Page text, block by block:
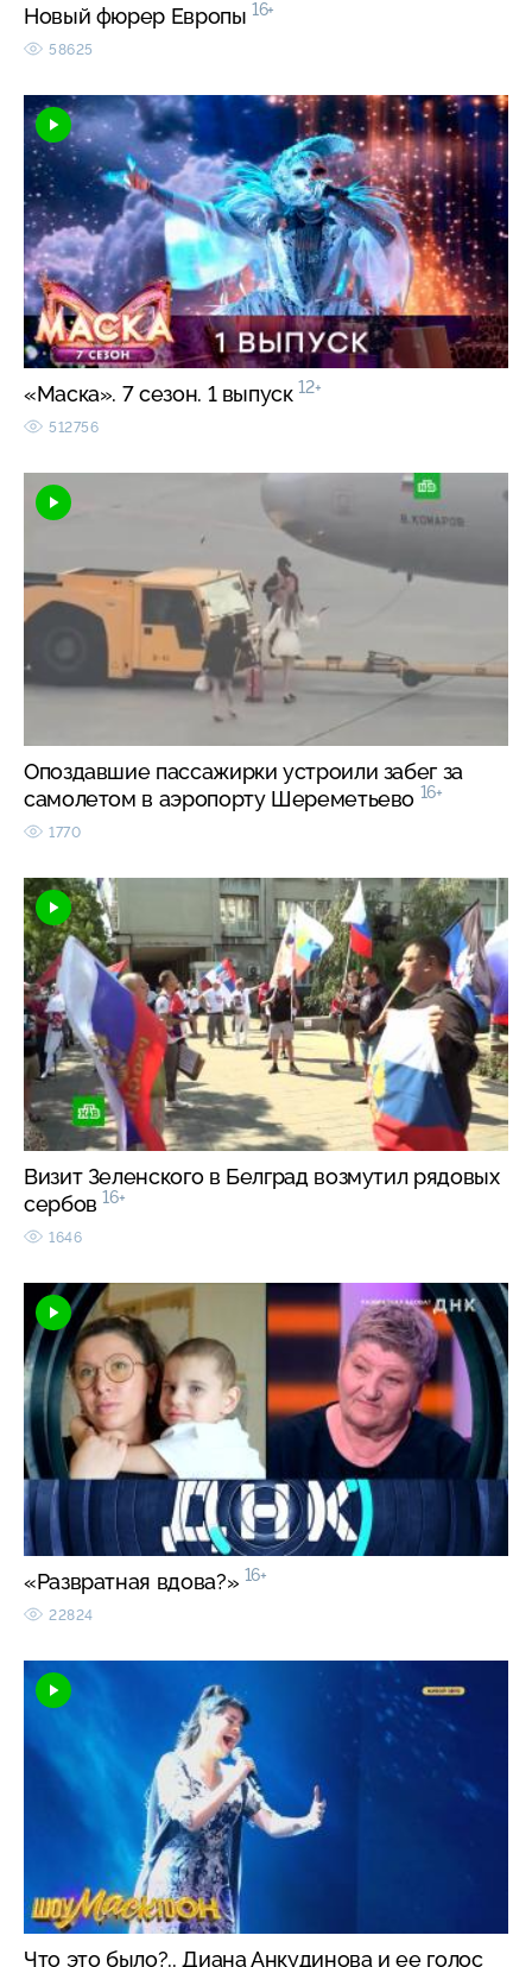
Новый фюрер Европы 16+
58625
«Маска». 7 сезон. 1 выпуск 12+
512756
Опоздавшие пассажирки устроили забег за
самолетом в аэропорту Шереметьево 16+
1770
Визит Зеленского в Белград возмутил рядовых
сербов 16+
1646
«Развратная вдова?» 16+
22824
Что это было?.. Диана Анкудинова и ее голос